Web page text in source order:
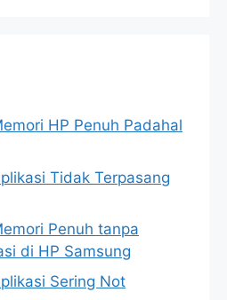
HP Penuh Padahal
Tidak Terpasang
Penuh tanpa
di HP Samsung
Sering Not